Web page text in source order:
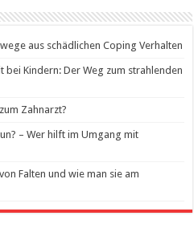
aus schädlichen Coping Verhalten
bei Kindern: Der Weg zum strahlenden
Zahnarzt?
– Wer hilft im Umgang mit
Falten und wie man sie am